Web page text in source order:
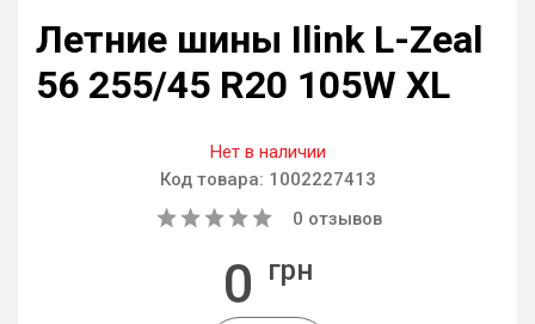
Летние шины Ilink L-Zeal
56 255/45 R20 105W XL
Нет в наличии
Код товара: 1002227413
0 отзывов
0 грн